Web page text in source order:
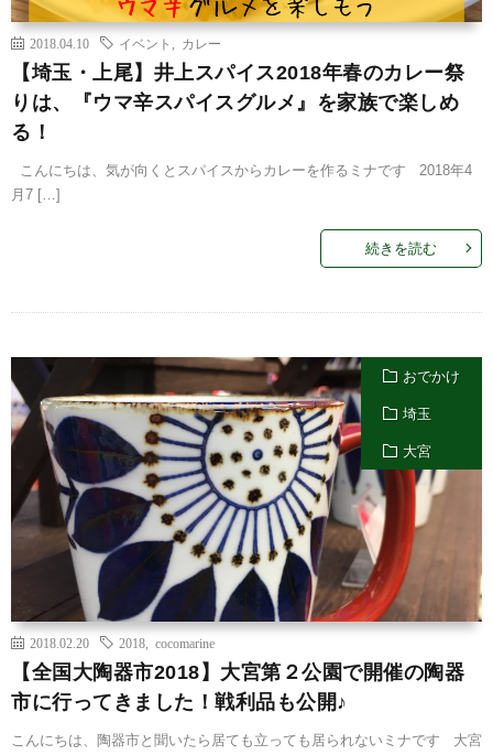
2018.04.10 イベント カレー
【埼玉・上尾】井上スパイス2018年春のカレー祭
りは、『ウマ辛スパイスグルメ』を家族で楽しめ
る！
こんにちは、気が向くとスパイスからカレーを作るミナです 2018年4
月7 […]
続きを読む
おでかけ
埼玉
大宮
2018.02.20 2018 ,cocomarine
【全国大陶器市2018】大宮第２公園で開催の陶器
市に行ってきました！戦利品も公開♪
こんにちは、陶器市と聞いたら居ても立っても居られないミナです 大宮